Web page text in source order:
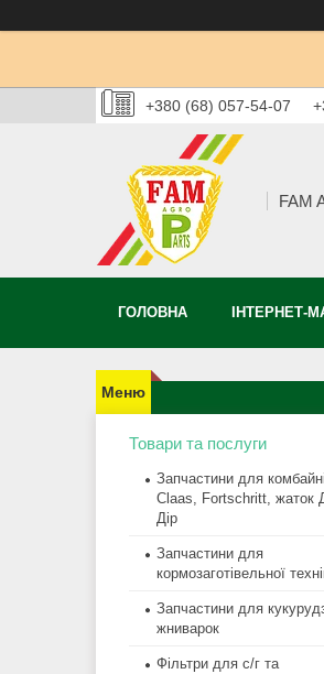
+380 (68) 057-54-07
FAM
ГОЛОВНА ІНТЕРНЕТ-
Товари та послуги
Запчастини для
Claas, Fortschritt, жаток
Дір
Запчастини для
кормозаготівельної
Запчастини для
жниварок
Фільтри для с/г та